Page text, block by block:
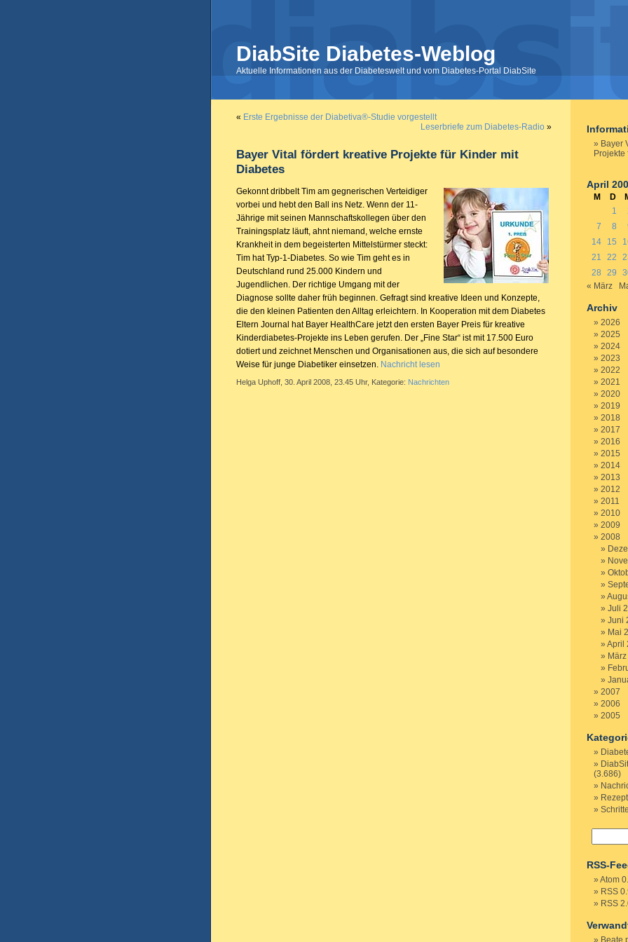
DiabSite Diabetes-Weblog
Aktuelle Informationen aus der Diabeteswelt und vom Diabetes-Portal DiabSite
« Erste Ergebnisse der Diabetiva®-Studie vorgestellt
Leserbriefe zum Diabetes-Radio »
Bayer Vital fördert kreative Projekte für Kinder mit
Diabetes
Gekonnt dribbelt Tim am gegnerischen Verteidiger
vorbei und hebt den Ball ins Netz. Wenn der 11-
Jährige mit seinen Mannschaftskollegen über den
Trainingsplatz läuft, ahnt niemand, welche ernste
Krankheit in dem begeisterten Mittelstürmer steckt:
Tim hat Typ-1-Diabetes. So wie Tim geht es in
Deutschland rund 25.000 Kindern und
Jugendlichen. Der richtige Umgang mit der
Diagnose sollte daher früh beginnen. Gefragt sind kreative Ideen und Konzepte,
die den kleinen Patienten den Alltag erleichtern. In Kooperation mit dem Diabetes
Eltern Journal hat Bayer HealthCare jetzt den ersten Bayer Preis für kreative
Kinderdiabetes-Projekte ins Leben gerufen. Der „Fine Star“ ist mit 17.500 Euro
dotiert und zeichnet Menschen und Organisationen aus, die sich auf besondere
Weise für junge Diabetiker einsetzen. Nachricht lesen
Helga Uphoff, 30. April 2008, 23.45 Uhr, Kategorie: Nachrichten
Bayer
April
M D
1
7
8
14
15
21
22
28
29
« März
Archiv
2026
2025
2024
2023
2022
2021
2020
2019
2018
2017
2016
2015
2014
2013
2012
2011
2010
2009
2008
Juli
Juni
Mai
April
2007
2006
2005
(3.686)
RSS-
Atom
RSS
RSS
Beate